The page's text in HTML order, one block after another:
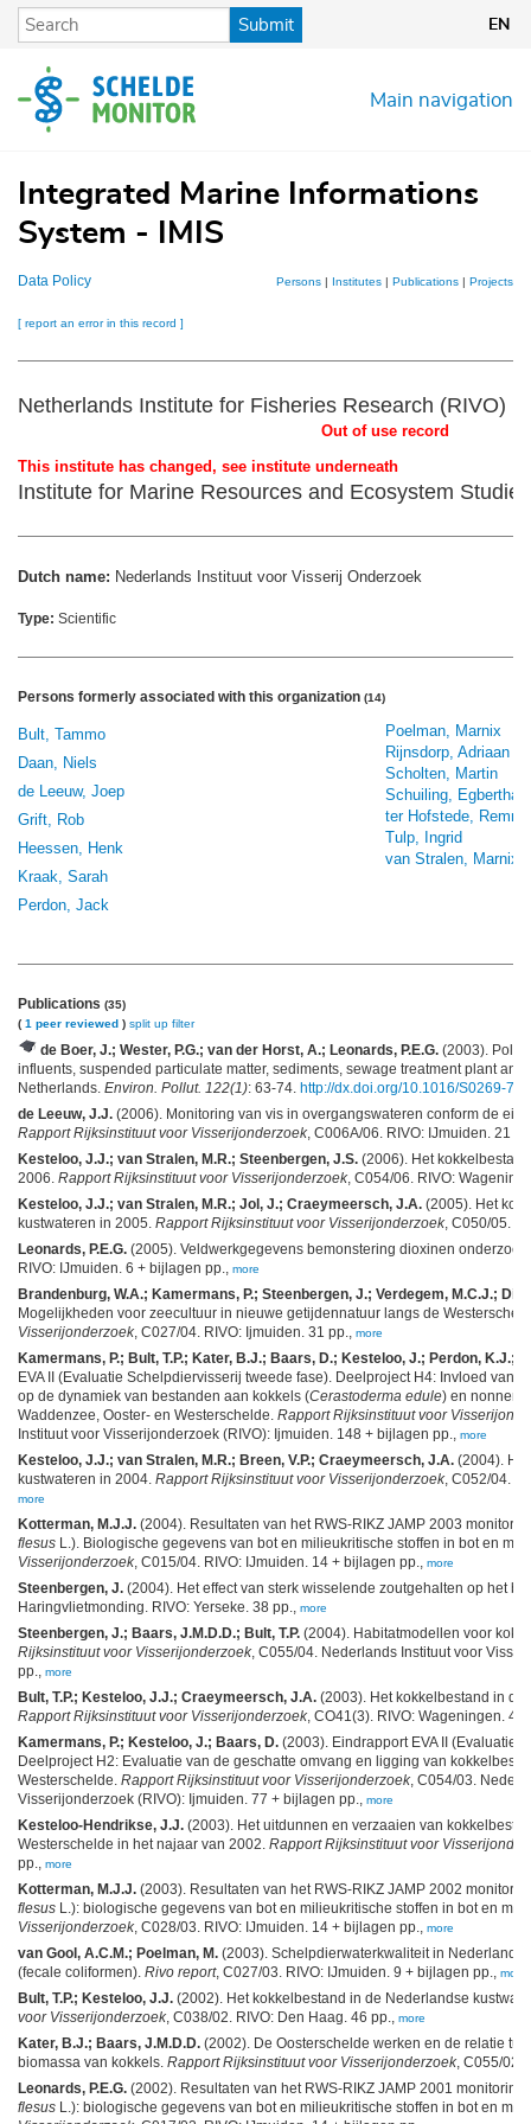
Skip
content
Submit EN
Main navigation
Integrated Marine Informations
System - IMIS
Data Policy Persons | Institutes | Publications | Projects
[ report an error in this record ]
Netherlands Institute for Fisheries Research (RIVO)
Out of use record
This institute has changed, see institute underneath
Institute for Marine Resources and Ecosystem
Dutch name: Nederlands Instituut voor Visserij Onderzoek
Type: Scientific
Persons formerly associated with this organization (14)
Bult, Tammo
Daan, Niels
de Leeuw, Joep
Grift, Rob
Heessen, Henk
Kraak, Sarah
Perdon, Jack
Poelman, Marnix
Rijnsdorp, Adriaan
Scholten, Martin
Schuiling, Egbertha
ter Hofstede,
Tulp, Ingrid
van Stralen, Marnix
Publications (35)
( 1 peer reviewed ) split up filter
de Boer, J.; Wester, P.G.; van der Horst, A.; Leonards, P.E.G. (2003).
influents, suspended particulate matter, sediments, sewage treatment plant and
Netherlands. Environ. Pollut. 122(1): 63-74. http://dx.doi.org/10.1016/S0269-
de Leeuw, J.J. (2006). Monitoring van vis in overgangswateren conform de
Rapport Rijksinstituut voor Visserijonderzoek, C006A/06. RIVO: IJmuiden. 21
Kesteloo, J.J.; van Stralen, M.R.; Steenbergen, J.S. (2006). Het
2006. Rapport Rijksinstituut voor Visserijonderzoek, C054/06. RIVO:
Kesteloo, J.J.; van Stralen, M.R.; Jol, J.; Craeymeersch, J.A. (2005). Het
kustwateren in 2005. Rapport Rijksinstituut voor Visserijonderzoek, C050/05.
Leonards, P.E.G. (2005). Veldwerkgegevens bemonstering dioxinen
RIVO: IJmuiden. 6 + bijlagen pp., more
Brandenburg, W.A.; Kamermans, P.; Steenbergen, J.; Verdegem, M.C.J.;
Mogelijkheden voor zeecultuur in nieuwe getijdennatuur langs de
Visserijonderzoek, C027/04. RIVO: Ijmuiden. 31 pp., more
Kamermans, P.; Bult, T.P.; Kater, B.J.; Baars, D.; Kesteloo, J.; Perdon, K.J.;
EVA II (Evaluatie Schelpdiervisserij tweede fase). Deelproject H4: Invloed van
op de dynamiek van bestanden aan kokkels (Cerastoderma edule) en nonnen (
Waddenzee, Ooster- en Westerschelde. Rapport Rijksinstituut voor
Instituut voor Visserijonderzoek (RIVO): Ijmuiden. 148 + bijlagen pp., more
Kesteloo, J.J.; van Stralen, M.R.; Breen, V.P.; Craeymeersch, J.A. (2004).
kustwateren in 2004. Rapport Rijksinstituut voor Visserijonderzoek, C052/04.
more
Kotterman, M.J.J. (2004). Resultaten van het RWS-RIKZ JAMP 2003
flesus L.). Biologische gegevens van bot en milieukritische stoffen in bot en
Visserijonderzoek, C015/04. RIVO: IJmuiden. 14 + bijlagen pp., more
Steenbergen, J. (2004). Het effect van sterk wisselende zoutgehalten op het
Haringvlietmonding. RIVO: Yerseke. 38 pp., more
Steenbergen, J.; Baars, J.M.D.D.; Bult, T.P. (2004). Habitatmodellen voor
Rijksinstituut voor Visserijonderzoek, C055/04. Nederlands Instituut voor
pp., more
Bult, T.P.; Kesteloo, J.J.; Craeymeersch, J.A. (2003). Het kokkelbestand in
Rapport Rijksinstituut voor Visserijonderzoek, CO41(3). RIVO: Wageningen. 48
Kamermans, P.; Kesteloo, J.; Baars, D. (2003). Eindrapport EVA II (Evaluatie
Deelproject H2: Evaluatie van de geschatte omvang en ligging van
Westerschelde. Rapport Rijksinstituut voor Visserijonderzoek, C054/03.
Visserijonderzoek (RIVO): Ijmuiden. 77 + bijlagen pp., more
Kesteloo-Hendrikse, J.J. (2003). Het uitdunnen en verzaaien van
Westerschelde in het najaar van 2002. Rapport Rijksinstituut voor
pp., more
Kotterman, M.J.J. (2003). Resultaten van het RWS-RIKZ JAMP 2002
flesus L.): biologische gegevens van bot en milieukritische stoffen in bot en
Visserijonderzoek, C028/03. RIVO: IJmuiden. 14 + bijlagen pp., more
van Gool, A.C.M.; Poelman, M. (2003). Schelpdierwaterkwaliteit in
(fecale coliformen). Rivo report, C027/03. RIVO: IJmuiden. 9 + bijlagen pp., more
Bult, T.P.; Kesteloo, J.J. (2002). Het kokkelbestand in de Nederlandse
voor Visserijonderzoek, C038/02. RIVO: Den Haag. 46 pp., more
Kater, B.J.; Baars, J.M.D.D. (2002). De Oosterschelde werken en de relatie
biomassa van kokkels. Rapport Rijksinstituut voor Visserijonderzoek, C055/02.
Leonards, P.E.G. (2002). Resultaten van het RWS-RIKZ JAMP 2001
flesus L.): biologische gegevens van bot en milieukritische stoffen in bot en